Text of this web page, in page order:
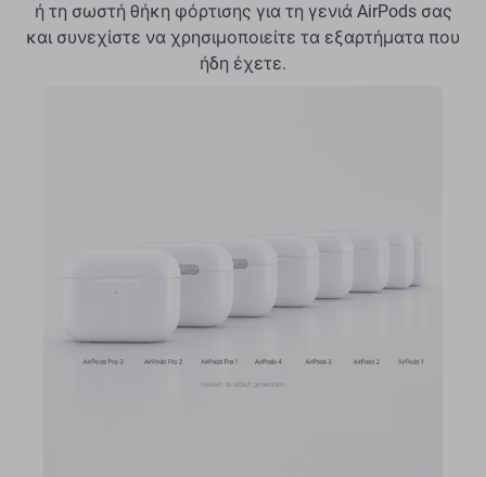
ή τη σωστή θήκη φόρτισης για τη γενιά AirPods σας
και συνεχίστε να χρησιμοποιείτε τα εξαρτήματα που
ήδη έχετε.